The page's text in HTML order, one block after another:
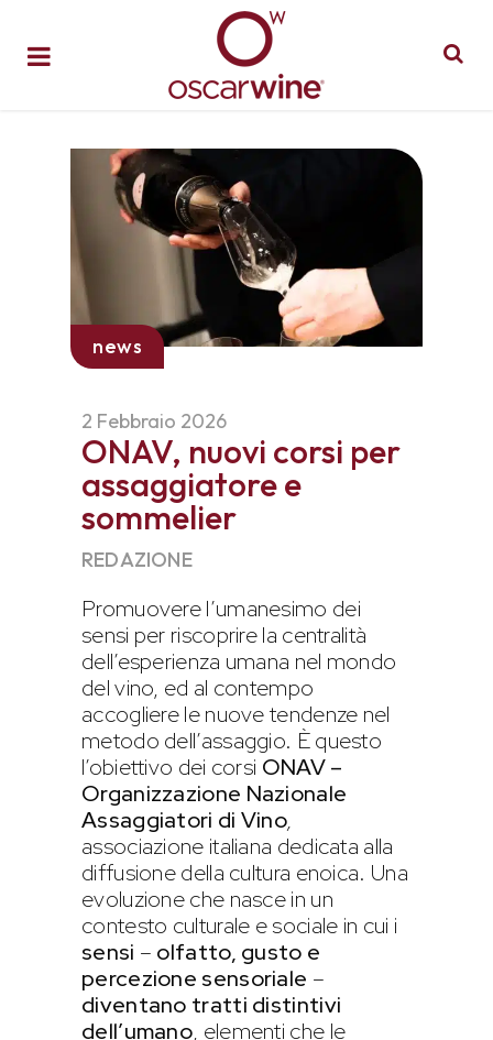
news
2 Febbraio 2026
ONAV, nuovi corsi per
assaggiatore e
sommelier
REDAZIONE
Promuovere l’umanesimo dei
sensi per riscoprire la centralità
dell’esperienza umana nel mondo
del vino, ed al contempo
accogliere le nuove tendenze nel
metodo dell’assaggio. È questo
l’obiettivo dei corsi ONAV –
Organizzazione Nazionale
Assaggiatori di Vino,
associazione italiana dedicata alla
diffusione della cultura enoica. Una
evoluzione che nasce in un
contesto culturale e sociale in cui i
sensi – olfatto, gusto e
percezione sensoriale –
diventano tratti distintivi
dell’umano, elementi che le